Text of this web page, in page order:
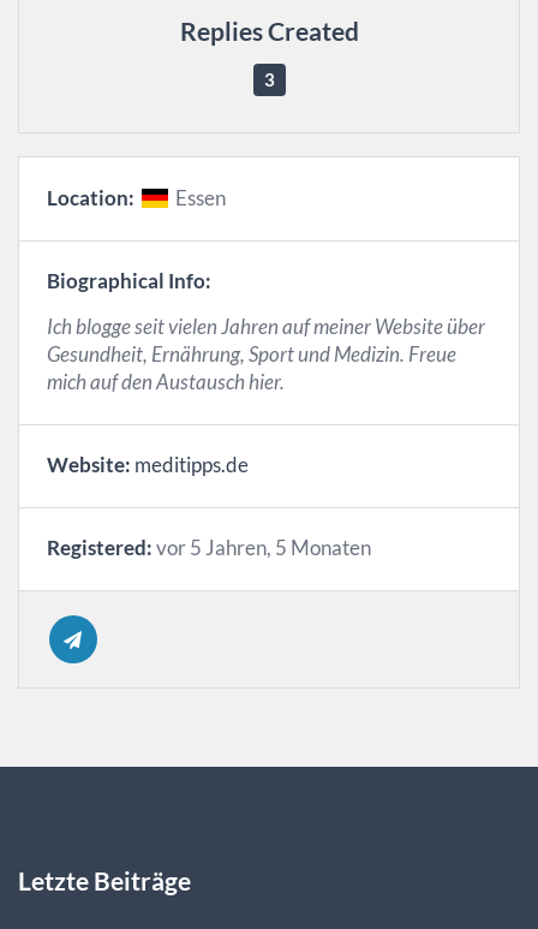
Replies Created
3
Location: Essen
Biographical Info:
Ich blogge seit vielen Jahren auf meiner Website über
Gesundheit, Ernährung, Sport und Medizin. Freue
mich auf den Austausch hier.
Website: meditipps.de
Registered: vor 5 Jahren, 5 Monaten
Letzte Beiträge